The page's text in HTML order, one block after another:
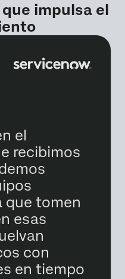
impulsa el
el
recibimos
que tomen
esas
con
en tiempo